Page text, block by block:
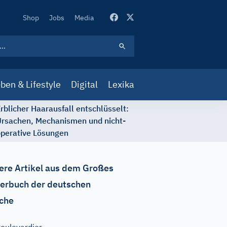
Secondary
Shop Jobs Media
& Lifestyle Digital Lexika
Haarausfall entschlüsselt:
Mechanismen und nicht-
Lösungen
Artikel aus dem Großes
der deutschen